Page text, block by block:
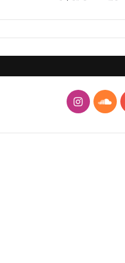
ساوندانستقرام